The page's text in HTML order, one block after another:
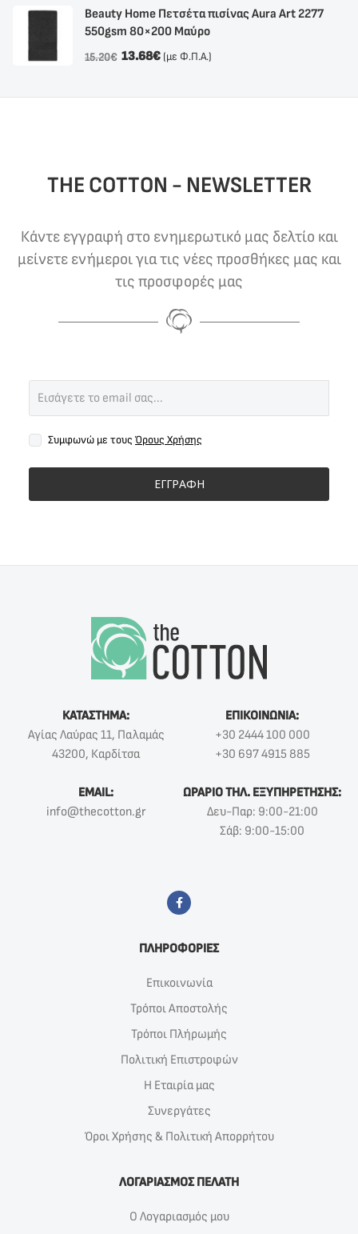
Beauty Home Πετσέτα πισίνας Aura Art 2277
550gsm 80×200 Μαύρο
15.20€ 13.68€ (με Φ.Π.Α.)
THE COTTON - NEWSLETTER
Κάντε εγγραφή στο ενημερωτικό μας δελτίο και
μείνετε ενήμεροι για τις νέες προσθήκες μας και
τις προσφορές μας
Συμφωνώ με τους Όρους Χρήσης
ΕΓΓΡΑΦΗ
ΚΑΤΑΣΤΗΜΑ:
Αγίας Λαύρας 11, Παλαμάς
43200, Καρδίτσα
ΕΠΙΚΟΙΝΩΝΙΑ:
+30 2444 100 000
+30 697 4915 885
EMAIL:
info@thecotton.gr
ΩΡΑΡΙΟ ΤΗΛ. ΕΞΥΠΗΡΕΤΗΣΗΣ:
Δευ-Παρ: 9:00-21:00
Σάβ: 9:00-15:00
ΠΛΗΡΟΦΟΡΙΕΣ
Επικοινωνία
Τρόποι Αποστολής
Τρόποι Πλήρωμής
Πολιτική Επιστροφών
Η Εταιρία μας
Συνεργάτες
Όροι Χρήσης & Πολιτική Απορρήτου
ΛΟΓΑΡΙΑΣΜΟΣ ΠΕΛΑΤΗ
Ο Λογαριασμός μου